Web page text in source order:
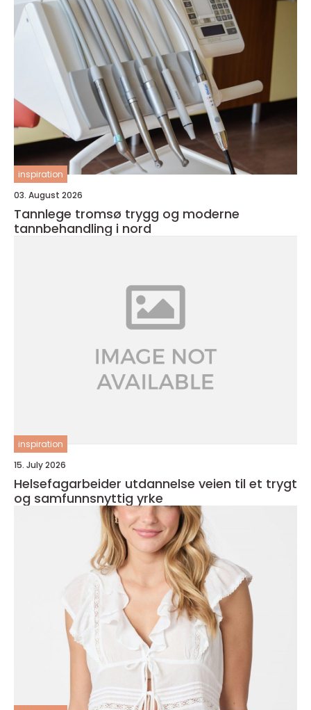
inspiration
03. August 2026
Tannlege tromsø trygg og moderne
tannbehandling i nord
inspiration
15. July 2026
Helsefagarbeider utdannelse veien til et trygt
og samfunnsnyttig yrke